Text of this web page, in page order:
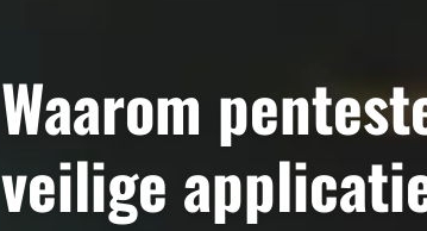
Waarom
veilige